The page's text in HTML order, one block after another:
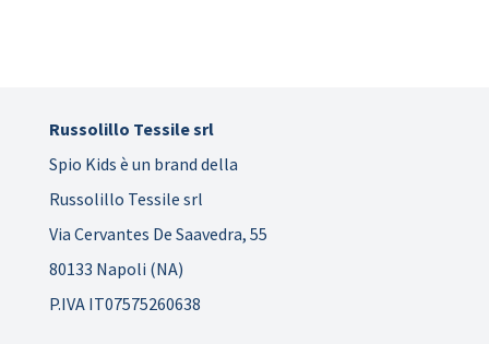
Russolillo Tessile srl
Spio Kids è un brand della
Russolillo Tessile srl
Via Cervantes De Saavedra, 55
80133 Napoli (NA)
P.IVA IT07575260638